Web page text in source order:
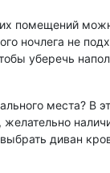
помещений
ночлега не
уберечь
места?
диван